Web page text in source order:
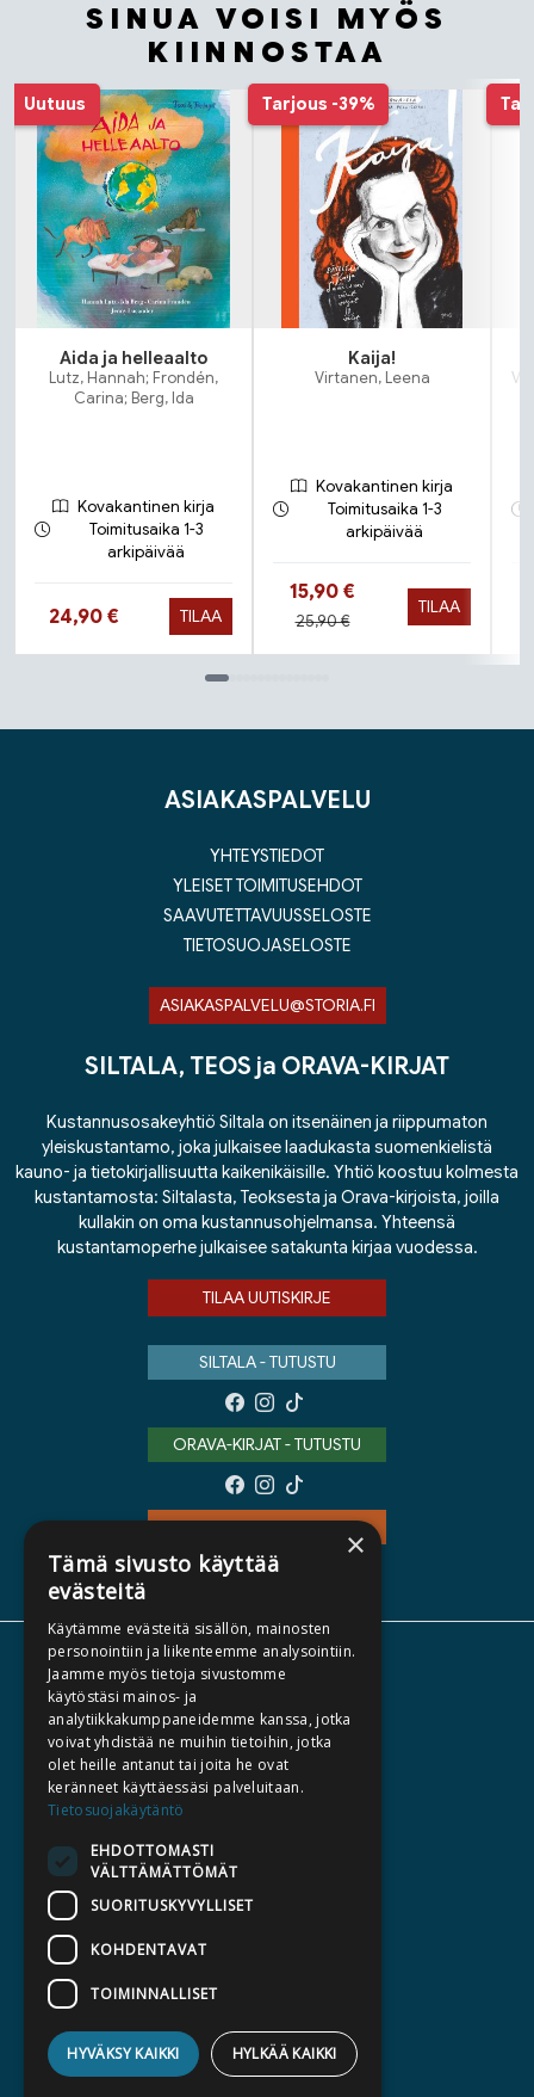
SINUA VOISI MYÖS
KIINNOSTAA
Tuoteluettelon alku
Uutuus
Aida ja helleaalto
Lutz, Hannah; Frondén,
Carina; Berg, Ida
Kovakantinen kirja
Toimitusaika 1-3
arkipäivää
Hinta nyt
24,90 € TILAA
Tarjous -39%
Kaija!
Virtanen, Leena
Kovakantinen kirja
Toimitusaika 1-3
arkipäivää
Hinta nyt
15,90 €
Hinta aiemmin
25,90 €
TILAA
ASIAKASPALVELU
YHTEYSTIEDOT
YLEISET TOIMITUSEHDOT
SAAVUTETTAVUUSSELOSTE
TIETOSUOJASELOSTE
ASIAKASPALVELU@STORIA.FI
SILTALA, TEOS ja ORAVA-KIRJAT
Kustannusosakeyhtiö Siltala on itsenäinen ja riippumaton
yleiskustantamo, joka julkaisee laadukasta suomenkielistä
kauno- ja tietokirjallisuutta kaikenikäisille. Yhtiö koostuu kolmesta
kustantamosta: Siltalasta, Teoksesta ja Orava-kirjoista, joilla
kullakin on oma kustannusohjelmansa. Yhteensä
kustantamoperhe julkaisee satakunta kirjaa vuodessa.
TILAA UUTISKIRJE
SILTALA - TUTUSTU
ORAVA-KIRJAT - TUTUSTU
TEOS - TUTUSTU
TIETOA MEISTÄ
KATALOGIT
AJANKOHTAISTA
KIRJA TILAUSTYÖNÄ
MEDIALLE
SILTALA.FI
E-JA ÄÄNIKIRJAT
ENNAKKOTILATTAVAT
×
Tämä sivusto käyttää
evästeitä
Käytämme evästeitä sisällön, mainosten
personointiin ja liikenteemme analysointiin.
Jaamme myös tietoja sivustomme
käytöstäsi mainos- ja
analytiikkakumppaneidemme kanssa, jotka
voivat yhdistää ne muihin tietoihin, jotka
olet heille antanut tai joita he ovat
keränneet käyttäessäsi palveluitaan.
Tietosuojakäytäntö
EHDOTTOMASTI
VÄLTTÄMÄTTÖMÄT
SUORITUSKYVYLLISET
KOHDENTAVAT
TOIMINNALLISET
HYVÄKSY KAIKKI HYLKÄÄ KAIKKI